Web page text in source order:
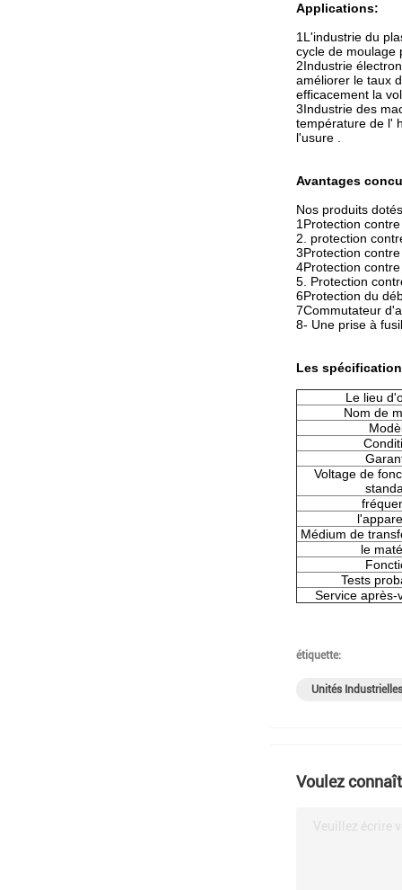
Applications:
1L'industrie du
cycle de moulage
2Industrie
améliorer le taux
efficacement la
3Industrie des
température de l'
l'usure .
Avantages
Nos produits
1Protection
2. protection
3Protection
4Protection
5. Protection
6Protection du
7Commutateur
8- Une prise à
Les
Le lieu
Nom de
Voltage de
Médium de
le
Tests
Service après-
étiquette:
Unités
Voulez
Veuillez écrire